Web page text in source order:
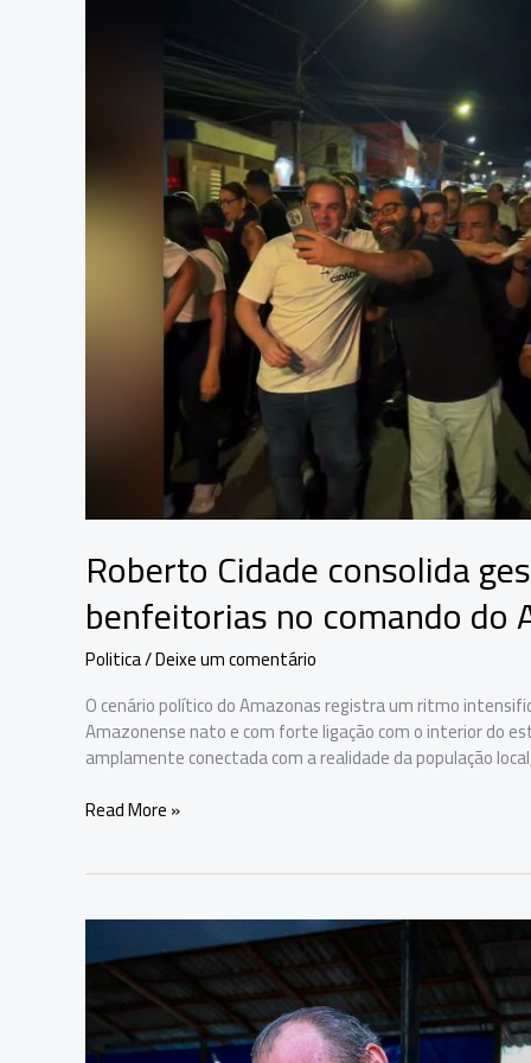
Roberto Cidade consolida
benfeitorias no comando do
Politica/Deixe um comentário
O cenário político do Amazonas registra um ritmo
Amazonense nato e com forte ligação com o interior do
amplamente conectada com a realidade da população
Roberto
acelerada
acumula
benfeitorias
comando
Read More »